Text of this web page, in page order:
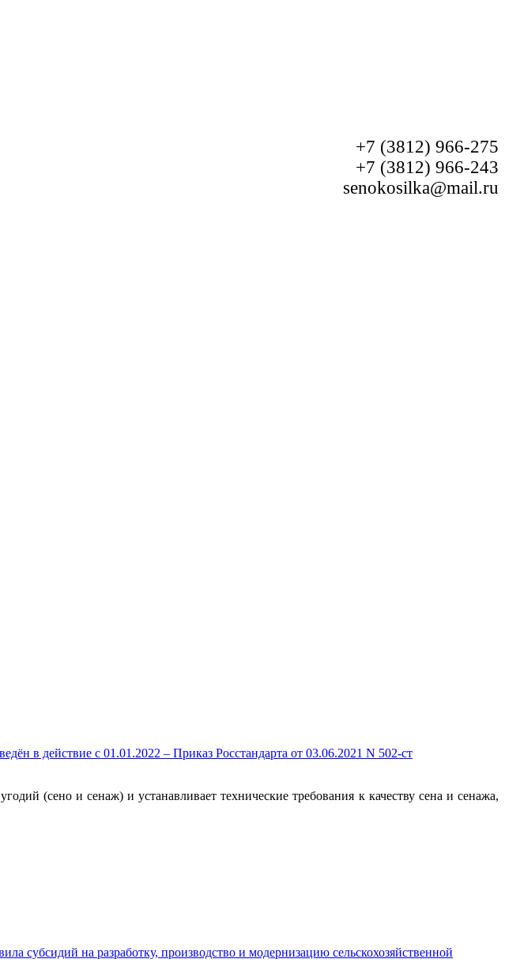
+7 (3812) 966-275
+7 (3812) 966-243
senokosilka@mail.ru
в действие c 01.01.2022 – Приказ Росстандарта от 03.06.2021 N 502-ст
(сено и сенаж) и устанавливает технические требования к качеству сена и сенажа,
субсидий на разработку, производство и модернизацию сельскохозяйственной